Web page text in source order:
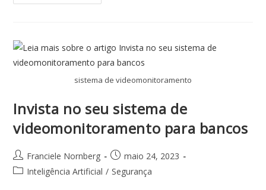
sistema de videomonitoramento
Invista no seu sistema de
videomonitoramento para bancos
Franciele Nornberg
maio 24, 2023
Inteligência Artificial / Segurança